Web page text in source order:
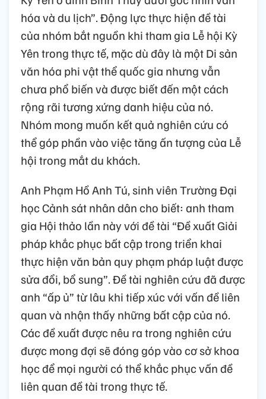
hóa và du lịch”. Động lực thực hiện đề tài
của nhóm bắt nguồn khi tham gia Lễ hội Kỳ
Yên trong thực tế, mặc dù đây là một Di sản
văn hóa phi vật thể quốc gia nhưng vẫn
chưa phổ biến và được biết đến một cách
rộng rãi tương xứng danh hiệu của nó.
Nhóm mong muốn kết quả nghiên cứu có
thể góp phần vào việc tăng ấn tượng của Lễ
hội trong mắt du khách.
Anh Phạm Hồ Anh Tú, sinh viên Trường Đại
học Cảnh sát nhân dân cho biết: anh tham
gia Hội thảo lần này với đề tài “Đề xuất Giải
pháp khắc phục bất cập trong triển khai
thực hiện văn bản quy phạm pháp luật được
sửa đổi, bổ sung”. Đề tài nghiên cứu đã được
anh “ấp ủ” từ lâu khi tiếp xúc với vấn đề liên
quan và nhận thấy những bất cập của nó.
Các đề xuất được nêu ra trong nghiên cứu
được mong đợi sẽ đóng góp vào cơ sở khoa
học để mọi người có thể khắc phục vấn đề
liên quan đề tài trong thực tế.